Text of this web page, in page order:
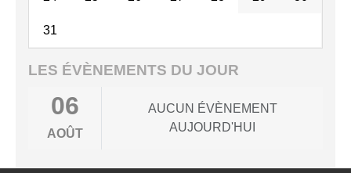
31
LES ÉVÈNEMENTS DU JOUR
06
AOÛT
AUCUN ÉVÈNEMENT
AUJOURD'HUI